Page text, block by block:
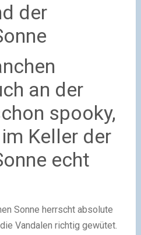
der
an der
spooky,
Keller der
echt
Sonne herrscht absolute
Vandalen richtig gewütet.